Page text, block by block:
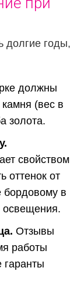
долгие годы,
должны
камня (вес в
золота.
свойством
оттенок от
бордовому в
освещения.
Отзывы
работы